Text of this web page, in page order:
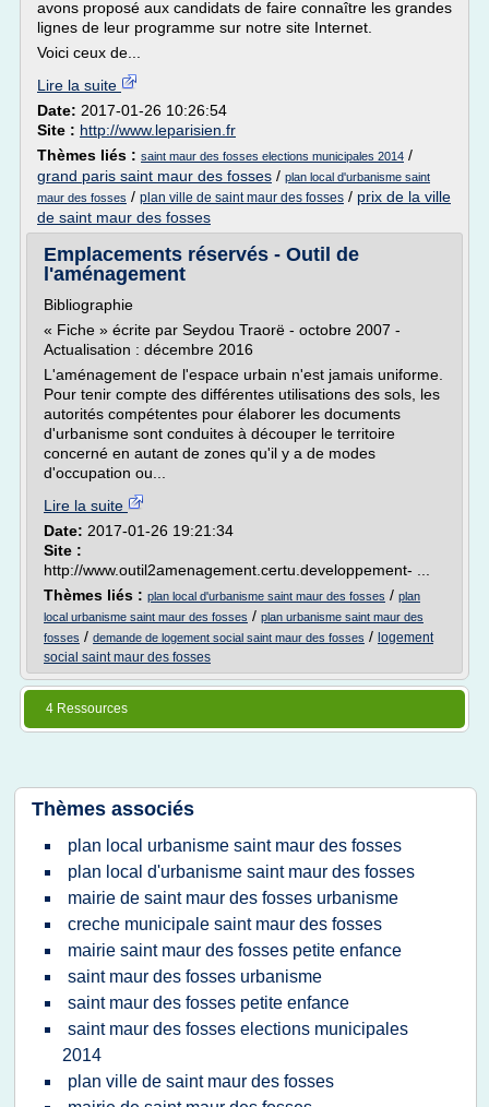
avons proposé aux candidats de faire connaître les grandes
lignes de leur programme sur notre site Internet.
Voici ceux de...
Lire la suite
Date: 2017-01-26 10:26:54
Site : http://www.leparisien.fr
Thèmes liés : saint maur des fosses elections municipales 2014 /
grand paris saint maur des fosses / plan local d'urbanisme saint
maur des fosses / plan ville de saint maur des fosses / prix de la ville
de saint maur des fosses
Emplacements réservés - Outil de
l'aménagement
Bibliographie
« Fiche » écrite par Seydou Traorë - octobre 2007 -
Actualisation : décembre 2016
L'aménagement de l'espace urbain n'est jamais uniforme.
Pour tenir compte des différentes utilisations des sols, les
autorités compétentes pour élaborer les documents
d'urbanisme sont conduites à découper le territoire
concerné en autant de zones qu'il y a de modes
d'occupation ou...
Lire la suite
Date: 2017-01-26 19:21:34
Site :
http://www.outil2amenagement.certu.developpement- ...
Thèmes liés : plan local d'urbanisme saint maur des fosses / plan
local urbanisme saint maur des fosses / plan urbanisme saint maur des
fosses / demande de logement social saint maur des fosses / logement
social saint maur des fosses
4 Ressources
Thèmes associés
plan local urbanisme saint maur des fosses
plan local d'urbanisme saint maur des fosses
mairie de saint maur des fosses urbanisme
creche municipale saint maur des fosses
mairie saint maur des fosses petite enfance
saint maur des fosses urbanisme
saint maur des fosses petite enfance
saint maur des fosses elections municipales
2014
plan ville de saint maur des fosses